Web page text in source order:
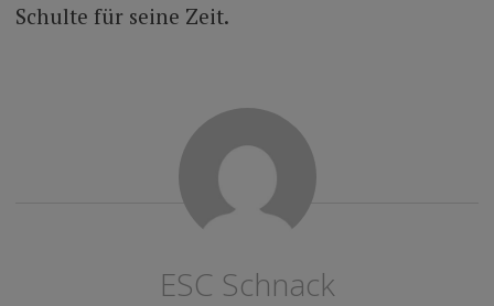
Schulte für seine Zeit.
ESC Schnack